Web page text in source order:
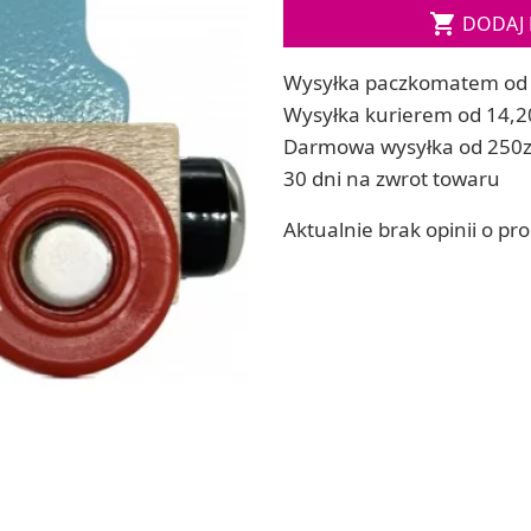
ręcznych
Soda, kwasek, formy do kul do kąpieli
RZEŹBA, GLINY I ODLEWY
Lepienie i rzeźbienie
Odlewy dekoracyjne
Tworzenie z gliny polimerowej
Modelowanie dla dzieci
 DODAJ
Wysyłka paczkomatem od
Wysyłka kurierem od
Darmowa wysyłka od
30 dni na zwrot towaru
Aktualnie brak opinii o